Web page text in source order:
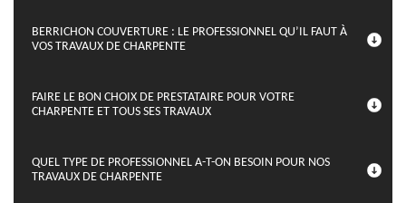
BERRICHON COUVERTURE : LE PROFESSIONNEL QU’IL FAUT À
VOS TRAVAUX DE CHARPENTE
FAIRE LE BON CHOIX DE PRESTATAIRE POUR VOTRE
CHARPENTE ET TOUS SES TRAVAUX
QUEL TYPE DE PROFESSIONNEL A-T-ON BESOIN POUR NOS
TRAVAUX DE CHARPENTE